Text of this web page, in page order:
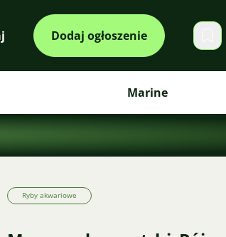
Dodaj ogłoszenie
Marine
Ryby akwariowe